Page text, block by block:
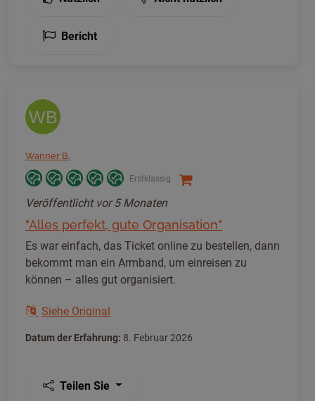
Bericht
WB
Wanner B.
Erstklassig
Veröffentlicht vor 5 Monaten
"Alles perfekt, gute Organisation"
Es war einfach, das Ticket online zu bestellen, dann
bekommt man ein Armband, um einreisen zu
können – alles gut organisiert.
Siehe Original
Datum der Erfahrung: 8. Februar 2026
Teilen Sie